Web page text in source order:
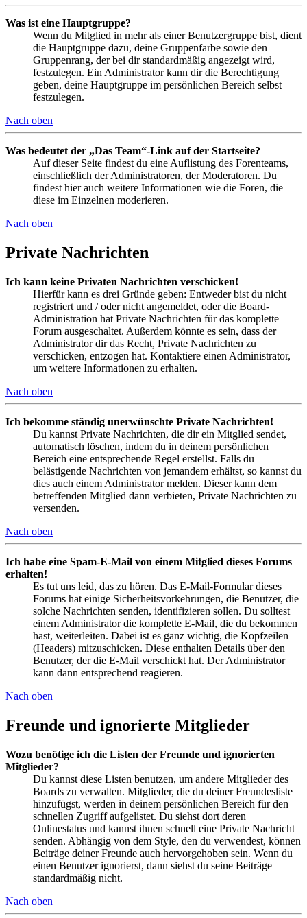
Was ist eine Hauptgruppe?
Wenn du Mitglied in mehr als einer Benutzergruppe bist, dient
die Hauptgruppe dazu, deine Gruppenfarbe sowie den
Gruppenrang, der bei dir standardmäßig angezeigt wird,
festzulegen. Ein Administrator kann dir die Berechtigung
geben, deine Hauptgruppe im persönlichen Bereich selbst
festzulegen.
Nach oben
Was bedeutet der „Das Team“-Link auf der Startseite?
Auf dieser Seite findest du eine Auflistung des Forenteams,
einschließlich der Administratoren, der Moderatoren. Du
findest hier auch weitere Informationen wie die Foren, die
diese im Einzelnen moderieren.
Nach oben
Private Nachrichten
Ich kann keine Privaten Nachrichten verschicken!
Hierfür kann es drei Gründe geben: Entweder bist du nicht
registriert und / oder nicht angemeldet, oder die Board-
Administration hat Private Nachrichten für das komplette
Forum ausgeschaltet. Außerdem könnte es sein, dass der
Administrator dir das Recht, Private Nachrichten zu
verschicken, entzogen hat. Kontaktiere einen Administrator,
um weitere Informationen zu erhalten.
Nach oben
Ich bekomme ständig unerwünschte Private Nachrichten!
Du kannst Private Nachrichten, die dir ein Mitglied sendet,
automatisch löschen, indem du in deinem persönlichen
Bereich eine entsprechende Regel erstellst. Falls du
belästigende Nachrichten von jemandem erhältst, so kannst du
dies auch einem Administrator melden. Dieser kann dem
betreffenden Mitglied dann verbieten, Private Nachrichten zu
versenden.
Nach oben
Ich habe eine Spam-E-Mail von einem Mitglied dieses Forums
erhalten!
Es tut uns leid, das zu hören. Das E-Mail-Formular dieses
Forums hat einige Sicherheitsvorkehrungen, die Benutzer, die
solche Nachrichten senden, identifizieren sollen. Du solltest
einem Administrator die komplette E-Mail, die du bekommen
hast, weiterleiten. Dabei ist es ganz wichtig, die Kopfzeilen
(Headers) mitzuschicken. Diese enthalten Details über den
Benutzer, der die E-Mail verschickt hat. Der Administrator
kann dann entsprechend reagieren.
Nach oben
Freunde und ignorierte Mitglieder
Wozu benötige ich die Listen der Freunde und ignorierten
Mitglieder?
Du kannst diese Listen benutzen, um andere Mitglieder des
Boards zu verwalten. Mitglieder, die du deiner Freundesliste
hinzufügst, werden in deinem persönlichen Bereich für den
schnellen Zugriff aufgelistet. Du siehst dort deren
Onlinestatus und kannst ihnen schnell eine Private Nachricht
senden. Abhängig von dem Style, den du verwendest, können
Beiträge deiner Freunde auch hervorgehoben sein. Wenn du
einen Benutzer ignorierst, dann siehst du seine Beiträge
standardmäßig nicht.
Nach oben